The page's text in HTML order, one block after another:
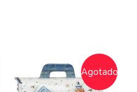
Agotado